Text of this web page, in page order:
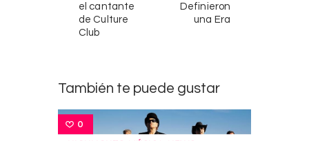
el cantante
de Culture
Club
Definieron
una Era
También te puede gustar
0